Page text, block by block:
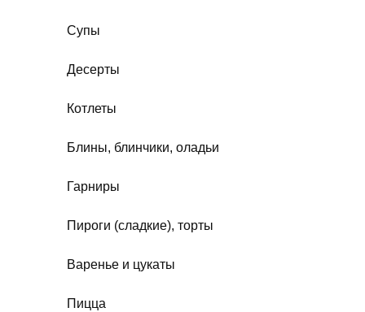
Супы
Десерты
Котлеты
Блины, блинчики, оладьи
Гарниры
Пироги (сладкие), торты
Варенье и цукаты
Пицца